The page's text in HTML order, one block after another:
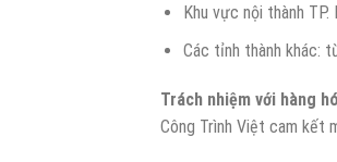
Khu vực nội thành
Các tỉnh thành khác:
Trách nhiệm với hàng
Công Trình Việt cam kết